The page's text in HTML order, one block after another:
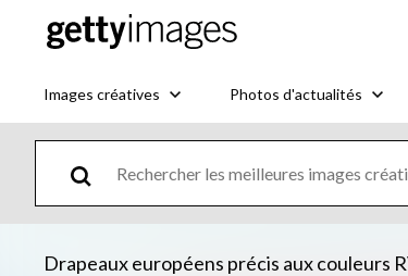
Images créatives Photos d'actualités
Drapeaux européens précis aux couleurs